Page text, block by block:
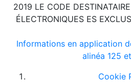
2019 LE CODE
ÉLECTRONIQUES ES
Informations en application
alinéa 125
Cookie